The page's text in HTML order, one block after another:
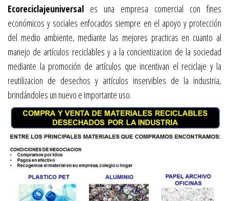
Ecoreciclajeuniversal es una empresa comercial con fines
económicos y sociales enfocados siempre en el apoyo y protección
del medio ambiente, mediante las mejores practicas en cuanto al
manejo de artículos reciclables y a la concientizacion de la sociedad
mediante la promoción de artículos que incentivan el reciclaje y la
reutilizacion de desechos y artículos inservibles de la industria,
brindándoles un nuevo e importante uso.